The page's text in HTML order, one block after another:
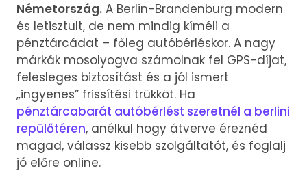
Németország. A Berlin-Brandenburg modern
és letisztult, de nem mindig kíméli a
pénztárcádat – főleg autóbérléskor. A nagy
márkák mosolyogva számolnak fel GPS-díjat,
felesleges biztosítást és a jól ismert
„ingyenes” frissítési trükköt. Ha
pénztárcabarát autóbérlést szeretnél a berlini
repülőtéren, anélkül hogy átverve éreznéd
magad, válassz kisebb szolgáltatót, és foglalj
jó előre online.